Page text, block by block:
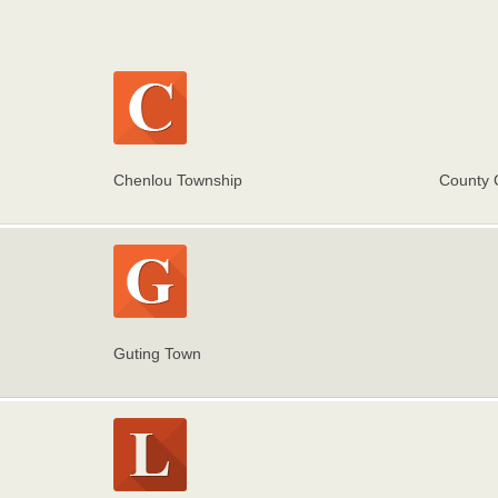
Chenlou Township County
Guting Town